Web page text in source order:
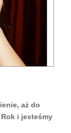
aż do
i jesteśmy